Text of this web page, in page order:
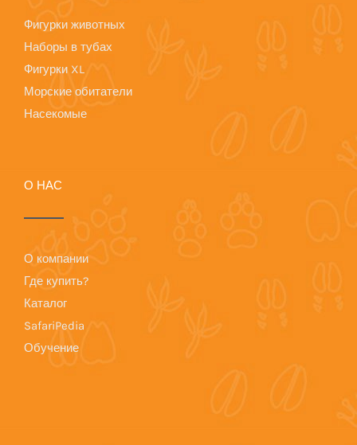
Фигурки животных
Наборы в тубах
Фигурки XL
Морские обитатели
Насекомые
О НАС
О компании
Где купить?
Каталог
SafariPedia
Обучение